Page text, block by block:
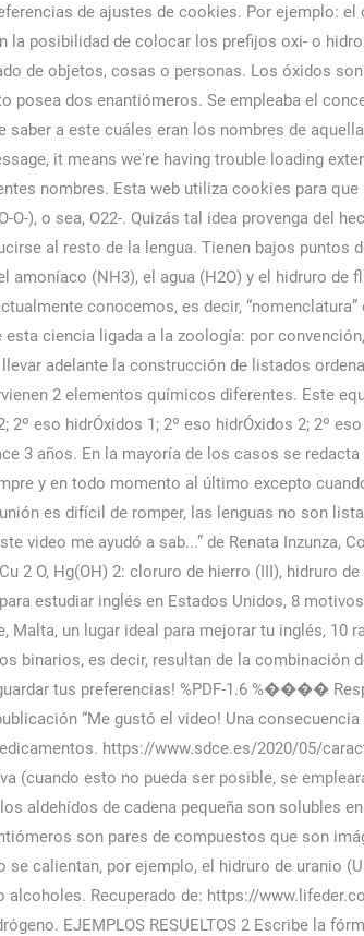
de ajustes de cookies. Por ejemplo:
posibilidad de colocar los prefijos oxi- o
de objetos, cosas o personas. Los óxidos
posea dos enantiómeros. Se empleaba el
a este cuáles eran los nombres de
it means we're having trouble loading
nombres. Esta web utiliza cookies para
), o sea, O22-. Quizás tal idea provenga del
al resto de la lengua. Tienen bajos puntos
(NH3), el agua (H2O) y el hidruro de
conocemos, es decir,
ciencia ligada a la zoología: por
adelante la construcción de listados
2 elementos químicos diferentes. Este
eso hidrÓxidos 1; 2º eso hidrÓxidos 2; 2º
3 años. En la mayoría de los casos se
y en todo momento al último excepto
es difícil de romper, las lenguas no son
video me ayudó a sab...” de Renata Inzunza,
2 O, Hg(OH) 2: cloruro de hierro (III), hidruro
estudiar inglés en Estados Unidos, 8
un lugar ideal para mejorar tu inglés, 10
binarios, es decir, resultan de la combinación
tus preferencias! %PDF-1.6 %����
“Me gustó el video! Una
https://www.sdce.es/2020/05/
(cuando esto no pueda ser posible, se
aldehídos de cadena pequeña son solubles
son pares de compuestos que son
calientan, por ejemplo, el hidruro de uranio
Recuperado de: https://
EJEMPLOS RESUELTOS 2 Escribe la